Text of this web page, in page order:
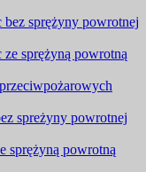
bez sprężyny powrotnej
sprężyną powrotną
spreżyny powrotnej
sprężyną powrotną